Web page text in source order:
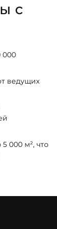
с
000
ведущих
000 м², что